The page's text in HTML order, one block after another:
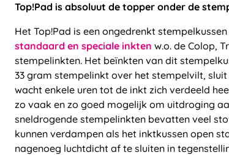
Top!Pad is absoluut de topper onder de
Het Top!Pad is een ongedrenkt
standaard en speciale inkten w.o. de Colop,
stempelinkten. Het beïnkten van dit
33 gram stempelinkt over het stempelvilt,
wacht enkele uren tot de inkt zich verdeeld
zo vaak en zo goed mogelijk om uitdroging
sneldrogende stempelinkten bevatten veel
kunnen verdampen als het inktkussen open
nagenoeg luchtdicht af te sluiten in